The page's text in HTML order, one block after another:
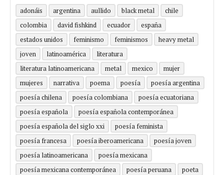
adonáis argentina aullido black metal
chile
colombia
david fishkind ecuador
españa
estados unidos
feminismo feminismos
heavy metal
joven
latinoamérica
literatura
literatura latinoamericana
metal mexico
mujer
mujeres
narrativa poema poesía
poesía argentina
poesía chilena
poesía colombiana
poesía ecuatoriana
poesía española
poesía española contemporánea
poesía española del siglo xxi
poesía feminista
poesía francesa
poesía iberoamericana
poesía joven
poesía latinoamericana
poesía mexicana
poesía mexicana contemporánea
poesía peruana
poeta